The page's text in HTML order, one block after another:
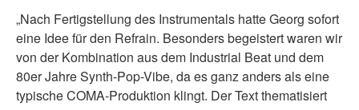
„Nach Fertigstellung des Instrumentals hatte Georg sofort
eine Idee für den Refrain. Besonders begeistert waren wir
von der Kombination aus dem Industrial Beat und dem
80er Jahre Synth-Pop-Vibe, da es ganz anders als eine
typische COMA-Produktion klingt. Der Text thematisiert